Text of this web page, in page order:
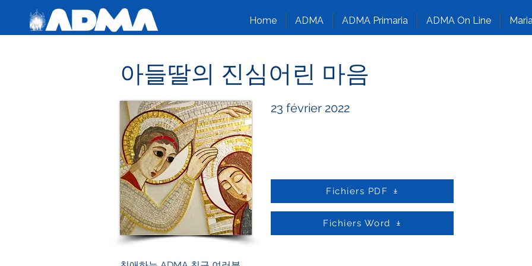
Home ADMA ADMA Primaria ADMA On Line
아들딸의 진심어린 마음
23 février 2022
Fichiers PDF
Fichiers Word